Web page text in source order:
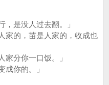
，是没人过去翻。」
家的，苗是人家的，收成也
家分你一口饭。」
成你的。」